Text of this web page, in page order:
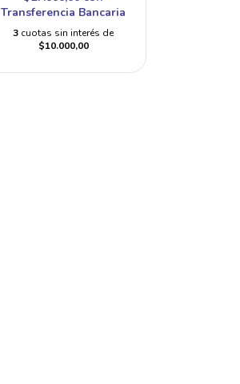
Transferencia Bancaria
3 cuotas sin interés de
$10.000,00